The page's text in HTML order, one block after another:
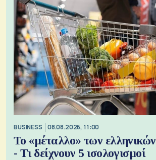
BUSINESS 08.08.2026, 11:00
Το «μέταλλο» των
- Τι δείχνουν 5 ισολογισμοί